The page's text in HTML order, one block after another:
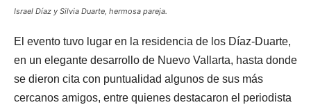
Israel Díaz y Silvia Duarte, hermosa pareja.
El evento tuvo lugar en la residencia de los Díaz-Duarte,
en un elegante desarrollo de Nuevo Vallarta, hasta donde
se dieron cita con puntualidad algunos de sus más
cercanos amigos, entre quienes destacaron el periodista